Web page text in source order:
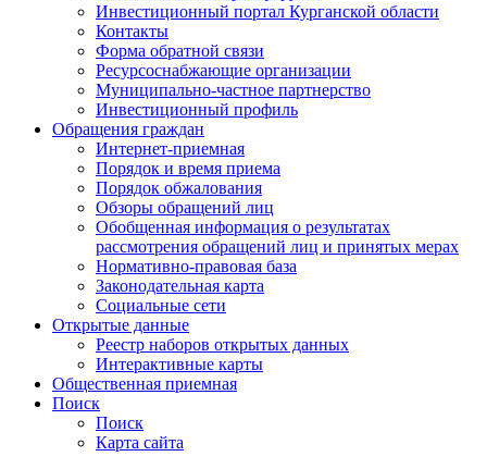
Инвестиционный портал Курганской области
Контакты
Форма обратной связи
Ресурсоснабжающие организации
Муниципально-частное партнерство
Инвестиционный профиль
Обращения граждан
Интернет-приемная
Порядок и время приема
Порядок обжалования
Обзоры обращений лиц
Обобщенная информация о результатах
рассмотрения обращений лиц и принятых мерах
Нормативно-правовая база
Законодательная карта
Социальные сети
Открытые данные
Реестр наборов открытых данных
Интерактивные карты
Общественная приемная
Поиск
Поиск
Карта сайта